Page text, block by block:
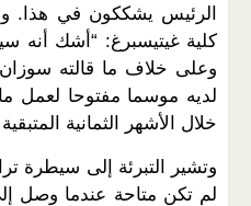
الرئيس يشككون في هذا.
كلية غيتيسبرغ: “أشك أنه
وعلى خلاف ما قالته
لديه موسما مفتوحا لعمل
خلال الأشهر الثمانية
وتشير التبرئة إلى سيطرة
لم تكن متاحة عندما وصل